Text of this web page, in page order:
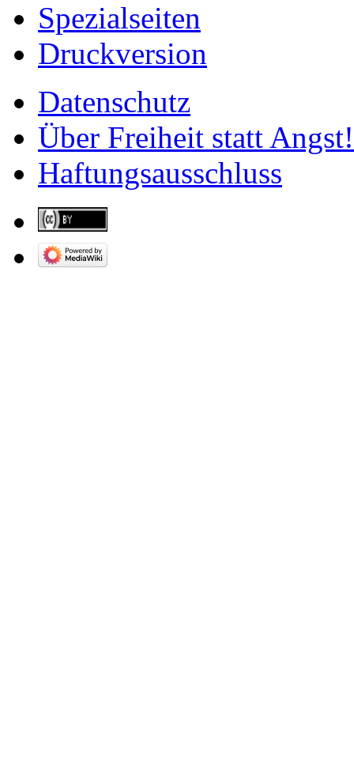
Spezialseiten
Druckversion
Datenschutz
Über Freiheit statt Angst!
Haftungsausschluss